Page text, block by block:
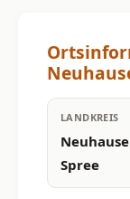
LANDKREIS
Spree